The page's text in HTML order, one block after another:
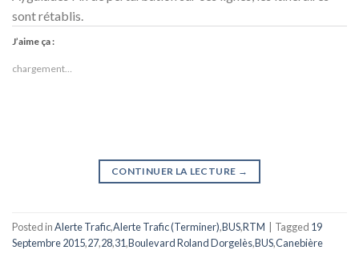
sont rétablis.
J’aime ça :
chargement…
CONTINUER LA LECTURE →
Posted inAlerte Trafic,Alerte Trafic (Terminer),BUS,RTM Tagged 19
Septembre 2015,27,28,31,Boulevard Roland Dorgelès,BUS,Canebière